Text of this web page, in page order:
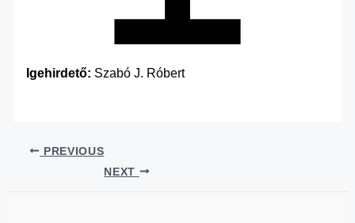
Igehirdető: Szabó J. Róbert
PREVIOUS
NEXT